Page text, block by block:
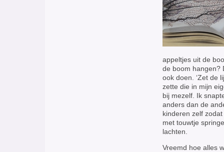
appeltjes uit de
de boom hangen?
ook doen. ‘Zet de
zette die in mijn
bij mezelf. Ik
anders dan de
kinderen zelf
met touwtje
lachten.
Vreemd hoe alles